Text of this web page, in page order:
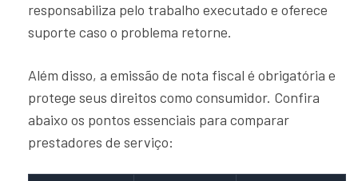
responsabiliza pelo trabalho executado e oferece
suporte caso o problema retorne.
Além disso, a emissão de nota fiscal é obrigatória e
protege seus direitos como consumidor. Confira
abaixo os pontos essenciais para comparar
prestadores de serviço: